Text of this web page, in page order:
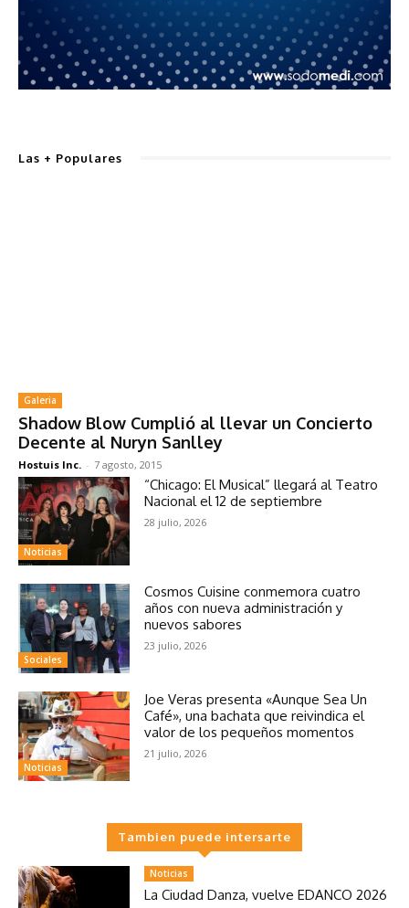
Las + Populares
Galeria
Shadow Blow Cumplió al llevar un Concierto
Decente al Nuryn Sanlley
Hostuis Inc. - 7 agosto, 2015
Noticias
“Chicago: El Musical” llegará al Teatro
Nacional el 12 de septiembre
28 julio, 2026
Sociales
Cosmos Cuisine conmemora cuatro
años con nueva administración y
nuevos sabores
23 julio, 2026
Noticias
Joe Veras presenta «Aunque Sea Un
Café», una bachata que reivindica el
valor de los pequeños momentos
21 julio, 2026
Tambien puede intersarte
Noticias
La Ciudad Danza, vuelve EDANCO 2026